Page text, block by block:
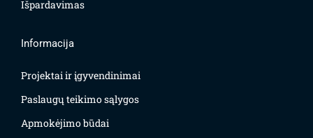
Išpardavimas
Informacija
Projektai ir įgyvendinimai
Paslaugų teikimo sąlygos
Apmokėjimo būdai